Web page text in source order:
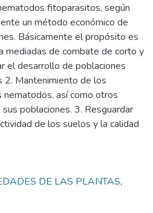
fitoparasitos, según
un método económico de
Básicamente el propósito es
mediadas de combate de corto y
el desarrollo de poblaciones
Mantenimiento de los
así como otros
poblaciones. 3. Resguardar
de los suelos y la calidad
DE LAS PLANTAS,